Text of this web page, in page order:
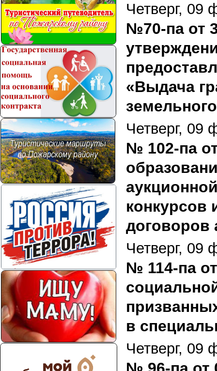
Четверг, 09
№70-па от
«Выдача
Четверг, 09
№ 102-па
конкурсов
договоров
Четверг, 09
№ 114-па
в
Четверг, 09